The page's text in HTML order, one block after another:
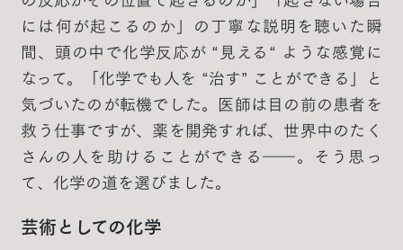
には何が起こるのか」の丁寧な説明を聴いた瞬
間、頭の中で化学反応が “見える“ ような感覚に
なって。「化学でも人を “治す” ことができる」と
気づいたのが転機でした。医師は目の前の患者を
救う仕事ですが、薬を開発すれば、世界中のたく
さんの人を助けることができる――。そう思っ
て、化学の道を選びました。
芸術としての化学